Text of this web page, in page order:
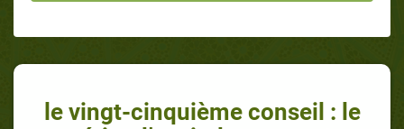
le vingt-cinquième conseil : le